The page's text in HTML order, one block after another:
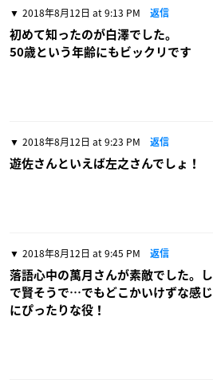
2018年8月12日 at 9:13 PM 返信
初めて知ったのが白澤でした。
50歳という年齢にもビックリです
2018年8月12日 at 9:23 PM 返信
遊佐さんといえば左之さんでしょ！
2018年8月12日 at 9:45 PM 返信
落語心中の萬月さんが素敵でした。
で賢そうで…でもどこかいけずな感
にぴったりな役！